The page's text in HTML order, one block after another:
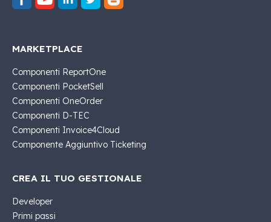
MARKETPLACE
Componenti ReportOne
Componenti PocketSell
Componenti OneOrder
Componenti D-TEC
Componenti Invoice4Cloud
Componente Aggiuntivo Ticketing
CREA IL TUO GESTIONALE
Developer
Primi passi